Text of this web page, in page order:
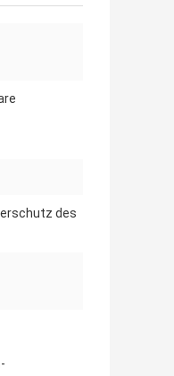
des